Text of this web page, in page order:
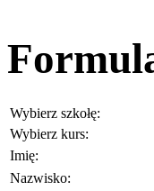
Wybierz szkołę:
Wybierz kurs:
Imię:
Nazwisko: